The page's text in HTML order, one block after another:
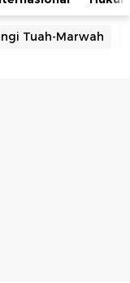
Tuah-Marwah